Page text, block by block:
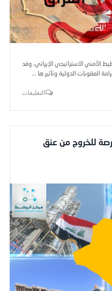
الأمني الاستراتيجي الإيراني، وقد
العقوبات الدولية وتأثير ها ...
التعليقات
للخروج من عنق